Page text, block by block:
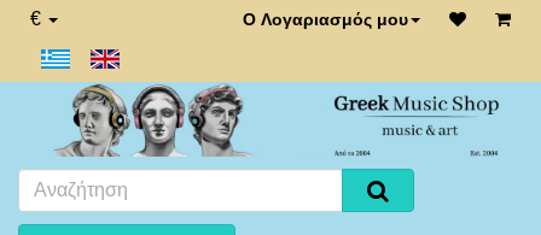
€ Ο Λογαριασμός μου